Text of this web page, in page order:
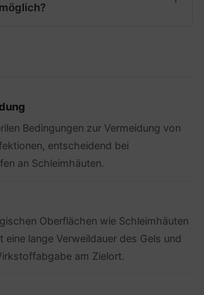
Bedingungen zur Vermeidung von
entscheidend bei
an Schleimhäuten.
Oberflächen wie Schleimhäuten
eine lange Verweildauer des Gels und
am Zielort.